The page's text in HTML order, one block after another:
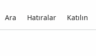
Ara Hatıralar Katılın